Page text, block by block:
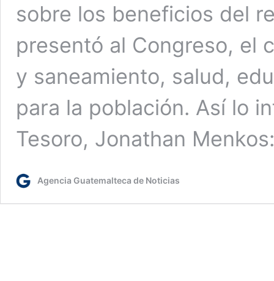
sobre los beneficios del
presentó al Congreso, el
y saneamiento, salud,
para la población. Así lo
Tesoro, Jonathan
Agencia Guatemalteca de Noticias